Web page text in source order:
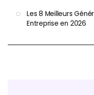
Les 8 Meilleurs
Entreprise en 2026